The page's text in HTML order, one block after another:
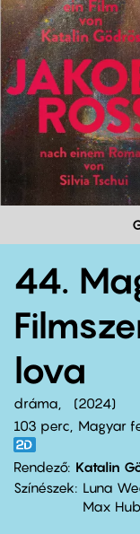
44.
lova
dráma
2024
103 perc,
Magyar
Rendező Katalin
Színészek
Luna
Max